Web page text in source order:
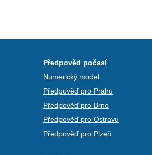
Předpověď počasí
Numerický model
Předpověď pro Prahu
Předpověď pro Brno
Předpověď pro Ostravu
Předpověď pro Plzeň